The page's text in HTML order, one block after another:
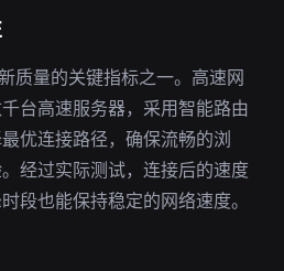
质量的关键指标之一。高速网
台高速服务器，采用智能路由
优连接路径，确保流畅的浏
经过实际测试，连接后的速度
段也能保持稳定的网络速度。